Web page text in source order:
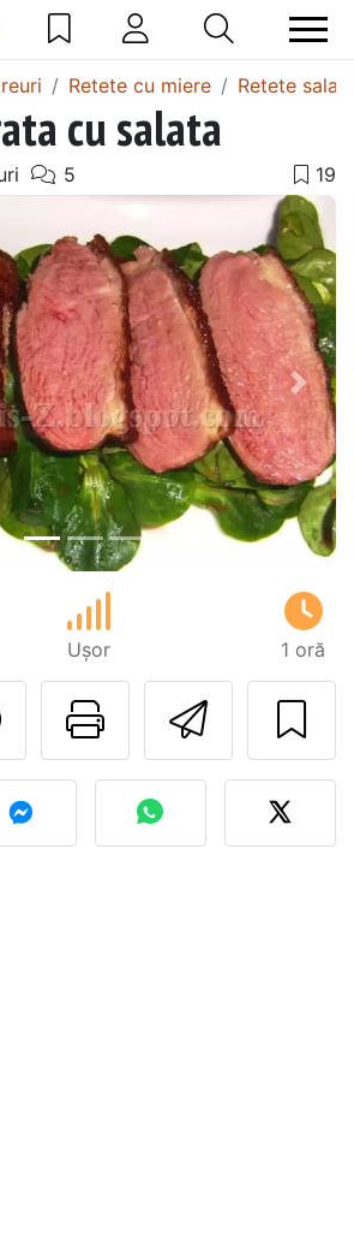
Retete cu miere Retete
cu salata
Ușor 1 oră
Printează
Adresează o
o poză cu